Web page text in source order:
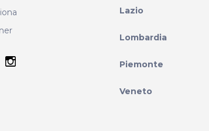
su facebook
su youtube
seguici su instagram
Lazio
Lombardia
Piemonte
Veneto